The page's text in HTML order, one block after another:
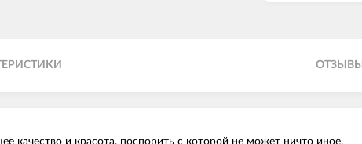
ОТЗЫВЫ
качество и красота, поспорить с которой не может ничто иное.